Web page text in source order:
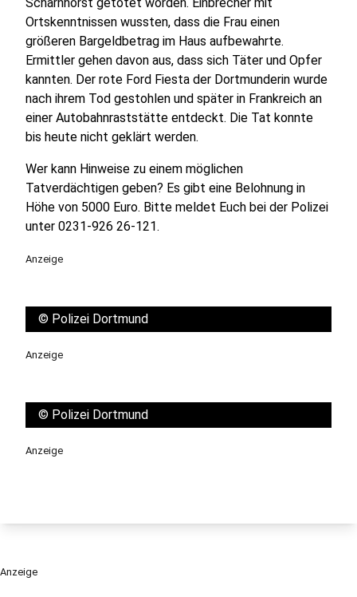
Ortskenntnissen wussten, dass die Frau einen
größeren Bargeldbetrag im Haus aufbewahrte.
Ermittler gehen davon aus, dass sich Täter und Opfer
kannten. Der rote Ford Fiesta der Dortmunderin wurde
nach ihrem Tod gestohlen und später in Frankreich an
einer Autobahnraststätte entdeckt. Die Tat konnte
bis heute nicht geklärt werden.
Wer kann Hinweise zu einem möglichen
Tatverdächtigen geben? Es gibt eine Belohnung in
Höhe von 5000 Euro. Bitte meldet Euch bei der Polizei
unter 0231-926 26-121.
Anzeige
© Polizei Dortmund
Anzeige
© Polizei Dortmund
Anzeige
Anzeige